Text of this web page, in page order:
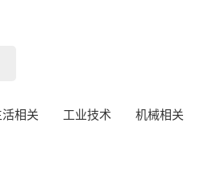
活相关 工业技术 机械相关